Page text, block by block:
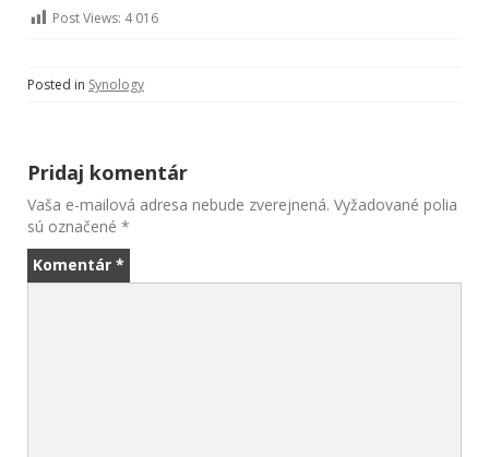
Post Views: 4 016
Posted in Synology
Pridaj komentár
Vaša e-mailová adresa nebude zverejnená. Vyžadované polia
sú označené *
Komentár *